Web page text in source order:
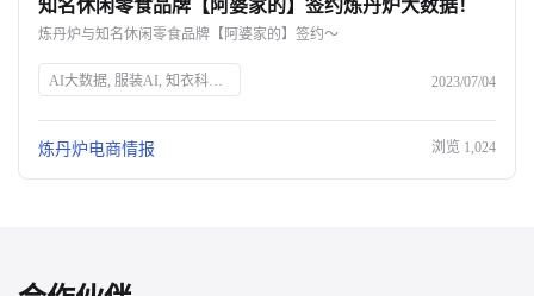
知名休闲零食品牌【阿婆家的】签约炼丹炉大数据！
炼丹炉与知名休闲零食品牌【阿婆家的】签约～
AI大数据, 服装AI, 知衣科技, 阿婆家的, 休闲零食, 炼丹炉大数据, 商业趋势洞察, 数据采集, 电商数据分析 2023/07/04
炼丹炉电商情报 浏览 1,024